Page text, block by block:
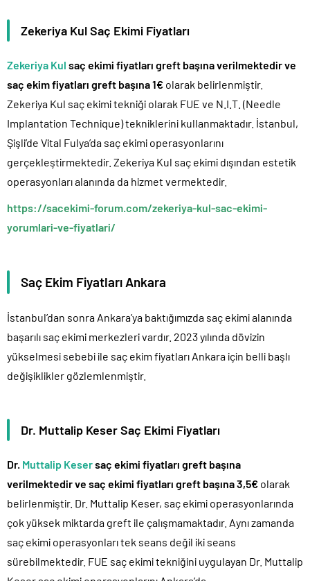
Zekeriya Kul Saç Ekimi Fiyatları
Zekeriya Kul saç ekimi fiyatları greft başına verilmektedir ve
saç ekim fiyatları greft başına 1€ olarak belirlenmiştir.
Zekeriya Kul saç ekimi tekniği olarak FUE ve N.I.T. (Needle
Implantation Technique) tekniklerini kullanmaktadır. İstanbul,
Şişli’de Vital Fulya’da saç ekimi operasyonlarını
gerçekleştirmektedir. Zekeriya Kul saç ekimi dışından estetik
operasyonları alanında da hizmet vermektedir.
https://sacekimi-forum.com/zekeriya-kul-sac-ekimi-
yorumlari-ve-fiyatlari/
Saç Ekim Fiyatları Ankara
İstanbul’dan sonra Ankara’ya baktığımızda saç ekimi alanında
başarılı saç ekimi merkezleri vardır. 2023 yılında dövizin
yükselmesi sebebi ile saç ekim fiyatları Ankara için belli başlı
değişiklikler gözlemlenmiştir.
Dr. Muttalip Keser Saç Ekimi Fiyatları
Dr. Muttalip Kesersaç ekimi fiyatları greft başına
verilmektedir ve saç ekimi fiyatları greft başına 3,5€ olarak
belirlenmiştir. Dr. Muttalip Keser, saç ekimi operasyonlarında
çok yüksek miktarda greft ile çalışmamaktadır. Aynı zamanda
saç ekimi operasyonları tek seans değil iki seans
sürebilmektedir. FUE saç ekimi tekniğini uygulayan Dr. Muttalip